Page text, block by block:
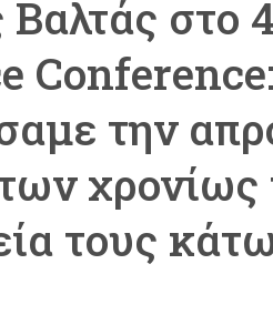
στο
Conference:
την
τους